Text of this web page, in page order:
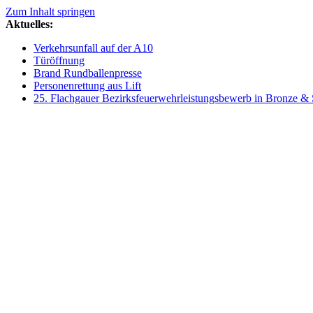
Zum Inhalt springen
Aktuelles:
Verkehrsunfall auf der A10
Türöffnung
Brand Rundballenpresse
Personenrettung aus Lift
25. Flachgauer Bezirksfeuerwehrleistungsbewerb in Bronze &